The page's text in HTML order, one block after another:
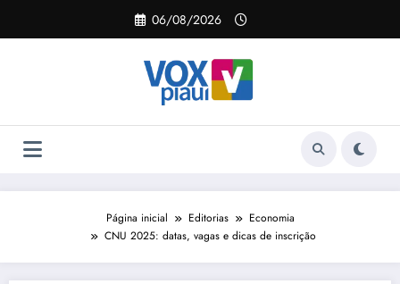
o
06/08/2026
Página inicial Editorias
Economia
CNU 2025: datas, vagas e dicas de inscrição